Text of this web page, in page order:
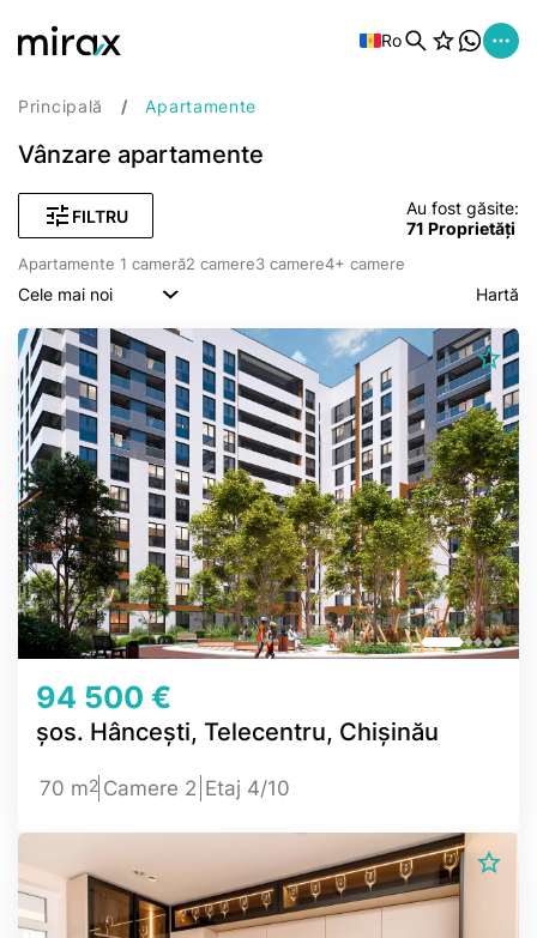
Ro
Principală Apartamente
Vânzare apartamente
FILTRU
Au fost găsite:
71 Proprietăți
Apartamente 1 cameră2 camere3 camere4+ camere
Cele mai noi Hartă
94 500 €
șos. Hâncești, Telecentru, Chișinău
70 m2 Camere 2 Etaj 4/10